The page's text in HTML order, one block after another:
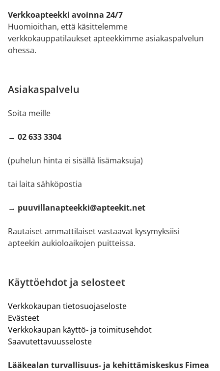
Verkkoapteekki avoinna 24/7
Huomioithan, että käsittelemme
verkkokauppatilaukset apteekkimme asiakaspalvelun
ohessa.
Asiakaspalvelu
Soita meille
→ 02 633 3304
(puhelun hinta ei sisällä lisämaksuja)
tai laita sähköpostia
→ puuvillanapteekki@apteekit.net
Rautaiset ammattilaiset vastaavat kysymyksiisi
apteekin aukioloaikojen puitteissa.
Käyttöehdot ja selosteet
Verkkokaupan tietosuojaseloste
Evästeet
Verkkokaupan käyttö- ja toimitusehdot
Saavutettavuusseloste
Lääkealan turvallisuus- ja kehittämiskeskus Fimea